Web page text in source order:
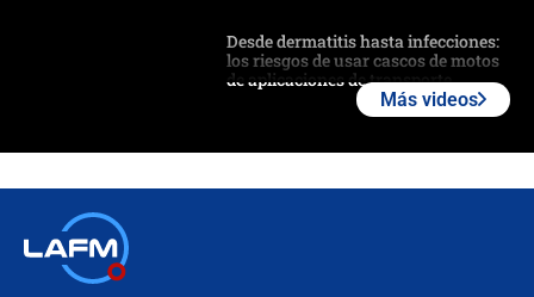
Desde dermatitis hasta infecciones:
los riesgos de usar cascos de motos
de aplicaciones de transporte
Más videos